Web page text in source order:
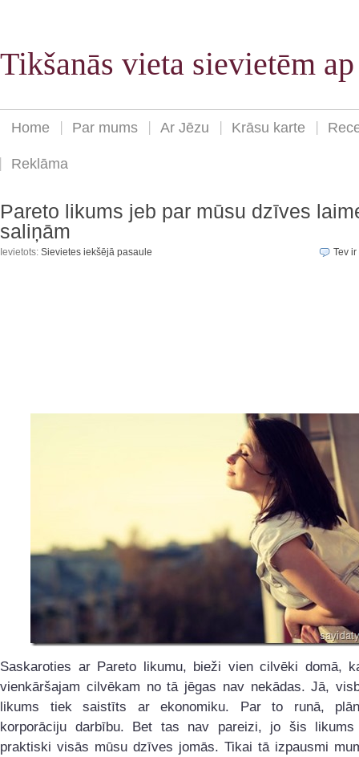
Tikšanās vieta sievietēm
Home Par mums Ar Jēzu Krāsu karte
Reklāma
Pareto likums jeb par mūsu dzīves
saliņām
Ievietots: Sievietes iekšējā pasaule Tev ir
Saskaroties ar Pareto likumu, bieži vien cilvēki domā,
vienkāršajam cilvēkam no tā jēgas nav nekādas. Jā,
likums tiek saistīts ar ekonomiku. Par to runā,
korporāciju darbību. Bet tas nav pareizi, jo šis likums
praktiski visās mūsu dzīves jomās. Tikai tā izpausmi